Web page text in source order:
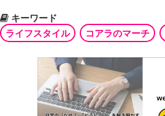
キーワード
ライフスタイル
コアラのマーチ